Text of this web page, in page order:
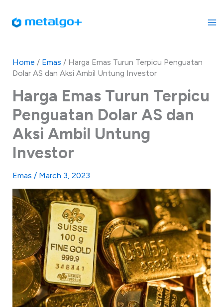
Home / Emas / Harga Emas Turun Terpicu Penguatan
Dolar AS dan Aksi Ambil Untung Investor
Harga Emas Turun Terpicu
Penguatan Dolar AS dan
Aksi Ambil Untung
Investor
Emas / March 3, 2023